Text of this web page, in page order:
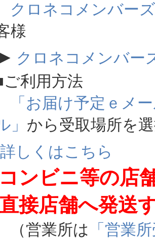
クロネコメンバーズ
様
クロネコメンバー
利用方法
「お届け予定ｅメ
」 から受取場所を
詳しくはこちら
ンビニ等の店
接店舗へ発送
営業所は 「営業